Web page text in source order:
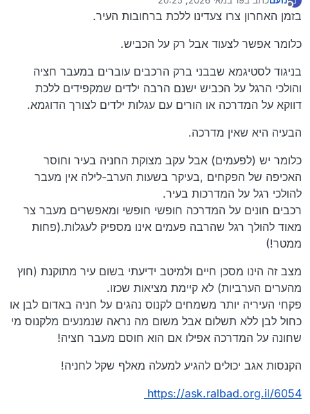
נערך לאחרונה על ידי
בזמן האחרון צרו צעדינו ללכת ברחובות העיר.
כלומר אפשר לצעוד אבל רק על הכביש.
בניגוד לסטיגמא שבבני ברק הרכבים עוברים במעבר חציה
והולכי הרגל על הכביש ישנם הרבה ילדים שמקפידים ללכת
דווקא על המדרכה או הורים עם עגלות ילדים לצורך הדוגמא.
הבעיה היא שאין מדרכה.
כלומר יש (לפעמים) אבל עקב מצוקת החניה בעיר וחוסר
האכיפה של הפקחים ,בעיקר בשעות הערב-לילה אין מעבר
להולכי רגל על המדרכות בעיר.
רכבים חונים על המדרכה חופשי חופשי ומאפשרים מעבר צר
מאוד להולך רגל שהרבה פעמים אינו מספיק לעגלות.(פחות
ממטר!)
מצב זה הינו מסכן חיים ולמיטב ידיעתי בשום עיר מתוקנת (חוץ
מהערים הערביות) לא קיימת מציאות שכזו.
פקחי העיריה יותר משמחים לקנוס נהגים על חניה באדום לבן או
כחול לבן ללא תשלום אבל משום מה נראה שנמנעים מלקנוס מי
שחונה על המדרכה אפילו אם הוא חוסם מעבר חציה!
הקנסות אגב יכולים להגיע למעלה מאלף שקל לחניה!
https://ask.ralbad.org.il/6054